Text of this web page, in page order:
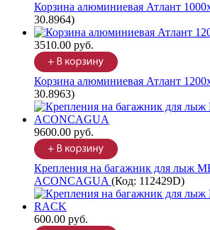
Корзина алюминиевая Атлант
30.8964)
3510.00 руб.
Корзина алюминиевая Атлант
30.8963)
9600.00 руб.
Крепления на багажник для лыж
ACONCAGUA (Код: 112429D)
600.00 руб.